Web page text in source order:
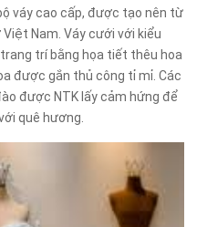
váy cao cấp, được tạo nên từ
Nam. Váy cưới với kiểu
trí bằng họa tiết thêu hoa
được gắn thủ công tỉ mỉ. Các
được NTK lấy cảm hứng để
quê hương.